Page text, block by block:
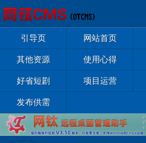
引导页 网站首页
其他资源 使用心得
好省短剧 项目运营
发布供需